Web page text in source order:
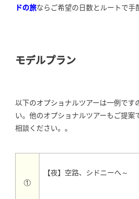
ドの旅ならご希望の日数とルートで手
モデルプラン
以下のオプショナルツアーは一例です
い。他のオプショナルツアーもご提案
相談ください。。
①
【夜】空路、シドニーへ～